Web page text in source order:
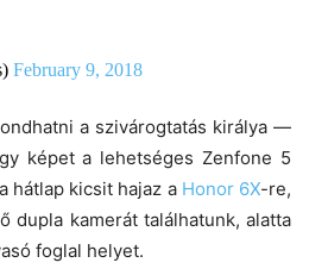
February 9, 2018
a szivárogtatás királya —
képet a lehetséges Zenfone 5
hátlap kicsit hajaz a Honor 6X-re,
dupla kamerát találhatunk, alatta
foglal helyet.